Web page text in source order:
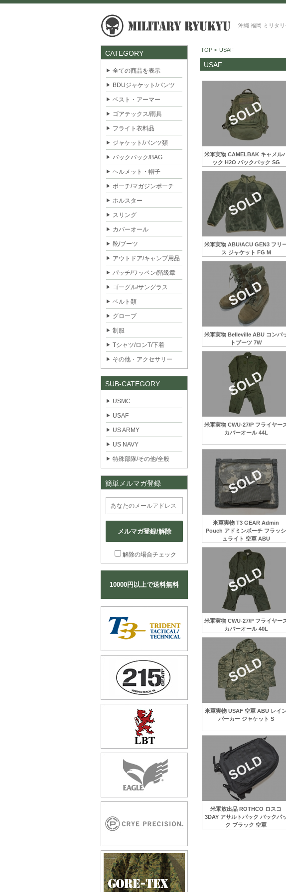
沖縄 福岡 ミリタ
CATEGORY
全ての商品を表示
BDUジャケット/パンツ
ベスト・アーマー
ゴアテックス/雨具
フライト衣料品
ジャケット/パンツ類
バックパック/BAG
ヘルメット・帽子
ポーチ/マガジンポーチ
ホルスター
スリング
カバーオール
靴/ブーツ
アウトドア/キャンプ用品
パッチ/ワッペン/階級章
ゴーグル/サングラス
ベルト類
グローブ
制服
Tシャツ/ロンT/下着
その他・アクセサリー
SUB-CATEGORY
USMC
USAF
US ARMY
US NAVY
特殊部隊/その他/全般
簡単メルマガ登録
メルマガ登録/解除
解除の場合チェック
10000円以上で送料無料
TOP > USAF
USAF
米軍実物 CAMELBAK キャメル
ック H2O バックパック SG
米軍実物 ABU/ACU GEN3 フリ
ス ジャケット FG M
米軍実物 Belleville ABU コンバ
トブーツ 7W
米軍実物 CWU-27/P フライヤー
カバーオール 44L
米軍実物 T3 GEAR Admin
Pouch アドミンポーチ フラッシ
ュライト 空軍 ABU
米軍実物 CWU-27/P フライヤー
カバーオール 40L
米軍実物 USAF 空軍 ABU レイ
パーカー ジャケット S
米軍放出品 ROTHCO ロスコ
3DAY アサルトパック バックパ
ク ブラック 空軍